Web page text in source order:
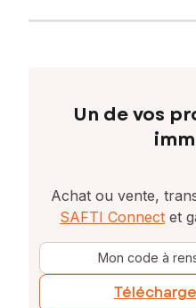
Un de vos
Achat ou vente,
SAFTI Connect et
Mon code à